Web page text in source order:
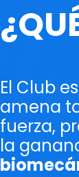
El Club
amena
fuerza,
la